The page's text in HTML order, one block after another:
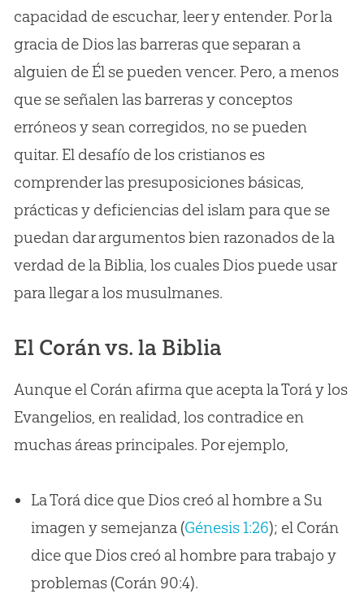
capacidad de escuchar, leer y entender. Por la
gracia de Dios las barreras que separan a
alguien de Él se pueden vencer. Pero, a menos
que se señalen las barreras y conceptos
erróneos y sean corregidos, no se pueden
quitar. El desafío de los cristianos es
comprender las presuposiciones básicas,
prácticas y deficiencias del islam para que se
puedan dar argumentos bien razonados de la
verdad de la Biblia, los cuales Dios puede usar
para llegar a los musulmanes.
El Corán vs. la Biblia
Aunque el Corán afirma que acepta la Torá y los
Evangelios, en realidad, los contradice en
muchas áreas principales. Por ejemplo,
La Torá dice que Dios creó al hombre a Su
imagen y semejanza (Génesis 1:26); el Corán
dice que Dios creó al hombre para trabajo y
problemas (Corán 90:4).